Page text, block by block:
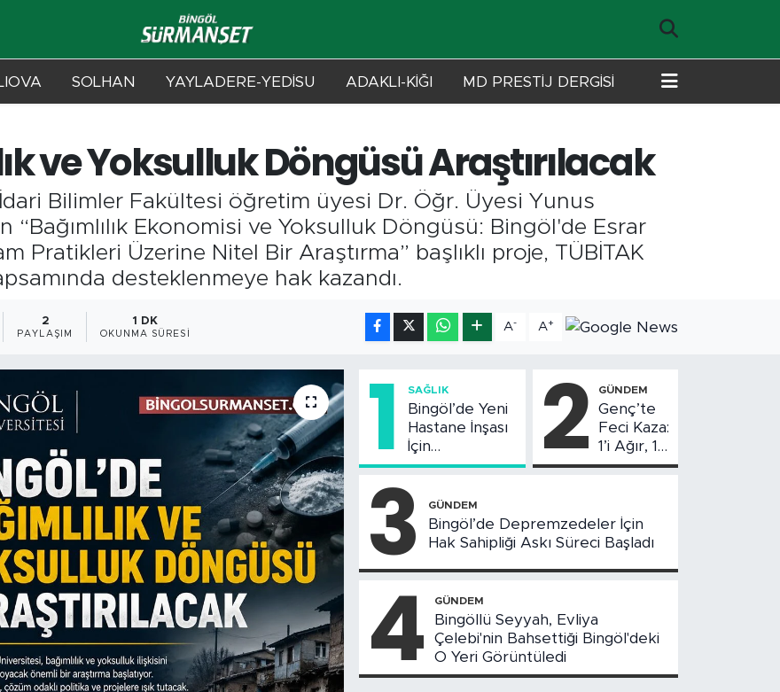
SOLHAN YAYLADERE-YEDİSU ADAKLI-KİĞI MD PRESTİJ DERGİSİ
ve Yoksulluk Döngüsü Araştırılacak
Bilimler Fakültesi öğretim üyesi Dr. Öğr. Üyesi Yunus
“Bağımlılık Ekonomisi ve Yoksulluk Döngüsü: Bingöl'de Esrar
Pratikleri Üzerine Nitel Bir Araştırma” başlıklı proje, TÜBİTAK
desteklenmeye hak kazandı.
2
PAYLAŞIM
1 DK
OKUNMA SÜRESI
A- A+
1 SAĞLIK
Bingöl’de Yeni
Hastane İnşası
İçin
Değerlendirme
Yapıldı
2 GÜNDEM
Genç’te
Feci Kaza:
1’i Ağır, 10
Yaralı
3 GÜNDEM
Bingöl’de Depremzedeler İçin
Hak Sahipliği Askı Süreci Başladı
4 GÜNDEM
Bingöllü Seyyah, Evliya
Çelebi'nin Bahsettiği Bingöl'deki
O Yeri Görüntüledi